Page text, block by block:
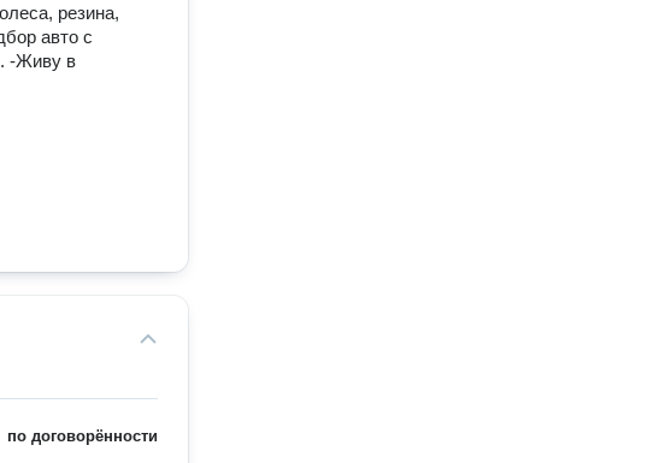
резина,
авто с
-Живу в
по договорённости